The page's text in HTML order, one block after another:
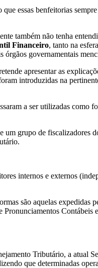
essas benfeitorias
também não tenha
Financeiro, tanto na
governamentais
apresentar as
introduzidas na
a ser utilizadas como
um grupo de fiscalizadores
internos e externos
são aquelas
Contábeis
Tributário, a atual
que determinadas